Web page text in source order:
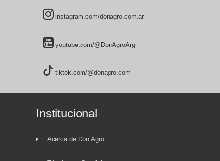
instagram.com/donagro.com.ar
youtube.com/@DonAgroArg
tiktok.com/@donagro.com
Institucional
Acerca de Don Agro